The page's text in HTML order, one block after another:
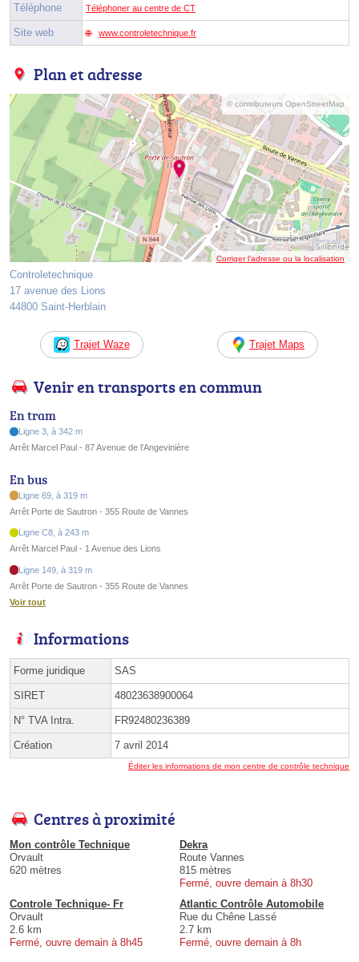
Téléphone Téléphoner au centre de CT
Site web www.controletechnique.fr
Plan et adresse
© contributeurs OpenStreetMap
Corriger l’adresse ou la localisation
Controletechnique
17 avenue des Lions
44800 Saint-Herblain
Trajet Waze Trajet Maps
Venir en transports en commun
En tram
Ligne 3, à 342 m
Arrêt Marcel Paul - 87 Avenue de l'Angevinière
En bus
Ligne 69, à 319 m
Arrêt Porte de Sautron - 355 Route de Vannes
Ligne C8, à 243 m
Arrêt Marcel Paul - 1 Avenue des Lions
Ligne 149, à 319 m
Arrêt Porte de Sautron - 355 Route de Vannes
Voir tout
Informations
Forme juridique SAS
SIRET 48023638900064
N° TVA Intra. FR92480236389
Création 7 avril 2014
Éditer les informations de mon centre de contrôle technique
Centres à proximité
Mon contrôle Technique
Orvault
620 mètres
Dekra
Route Vannes
815 mètres
Fermé, ouvre demain à 8h30
Controle Technique- Fr
Orvault
2.6 km
Fermé, ouvre demain à 8h45
Atlantic Contrôle Automobile
Rue du Chêne Lassé
2.7 km
Fermé, ouvre demain à 8h